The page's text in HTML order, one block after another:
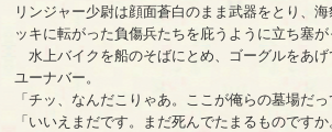
リンジャー少尉は顔面蒼白のまま武器をとり、
ッキに転がった負傷兵たちを庇うように立ち塞が
水上バイクを船のそばにとめ、ゴーグルをあげ
ユーナバー。
「チッ、なんだこりゃあ。ここが俺らの墓場だっ
「いいえまだです。まだ死んでたまるものです